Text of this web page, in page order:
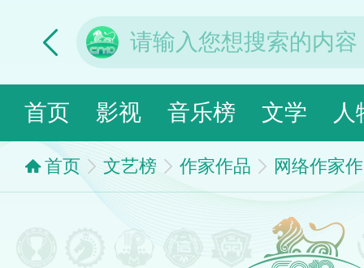
首页 影视 音乐榜 文学 人
首页 文艺榜 作家作品 网络作家